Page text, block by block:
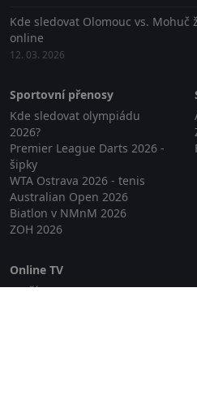
Kde sledovat Olomouc vs. Mohuč
online
12. 03. 2026
Sportovní přenosy
Kde sledovat olympiádu
2026?
Premier League Darts 2026 -
šipky
WTA Ostrava 2026 - tenis
Australian Open 2026
Biatlon v NMnM 2026
ZOH 2026
Online TV
Lepší.TV